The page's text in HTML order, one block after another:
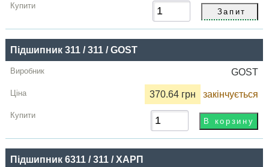
Підшипник 311 / 311 / GOST
GOST
370.64 грн закінчується
Підшипник 6311 / 311 / ХАРП